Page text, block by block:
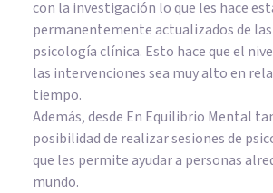
con la investigación lo que les hace
permanentemente actualizados de las
psicología clínica. Esto hace que el
las intervenciones sea muy alto en
tiempo.
Además, desde En Equilibrio Mental
posibilidad de realizar sesiones de
que les permite ayudar a personas
mundo.